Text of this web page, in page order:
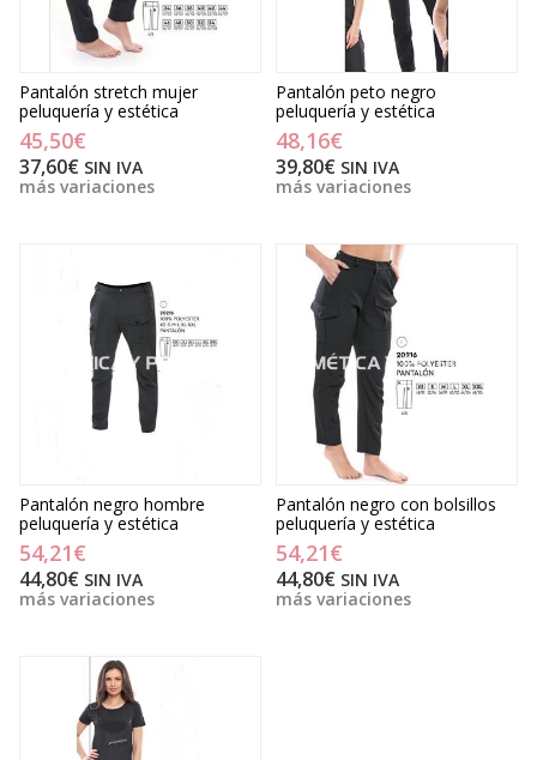
Pantalón stretch mujer
peluquería y estética
45,50€
37,60€ SIN IVA
más variaciones
Pantalón peto negro
peluquería y estética
48,16€
39,80€ SIN IVA
más variaciones
Pantalón negro hombre
peluquería y estética
54,21€
44,80€ SIN IVA
más variaciones
Pantalón negro con bolsillos
peluquería y estética
54,21€
44,80€ SIN IVA
más variaciones